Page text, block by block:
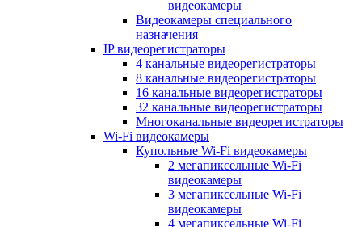
видеокамеры
Видеокамеры специального
назначения
IP видеорегистраторы
4 канальные видеорегистраторы
8 канальные видеорегистраторы
16 канальные видеорегистраторы
32 канальные видеорегистраторы
Многоканальные видеорегистраторы
Wi-Fi видеокамеры
Купольные Wi-Fi видеокамеры
2 мегапиксельные Wi-Fi
видеокамеры
3 мегапиксельные Wi-Fi
видеокамеры
4 мегапиксельные Wi-Fi